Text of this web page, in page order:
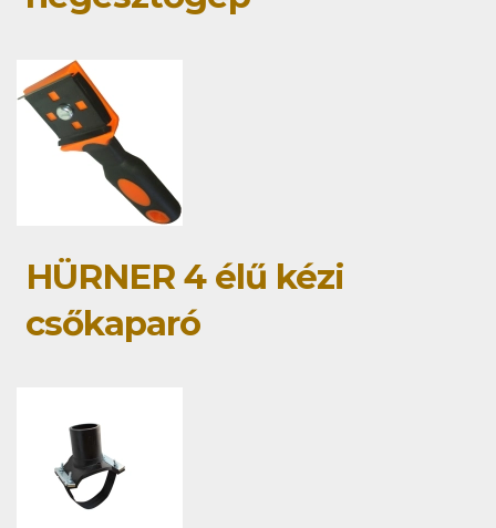
HÜRNER 4 élű kézi
csőkaparó